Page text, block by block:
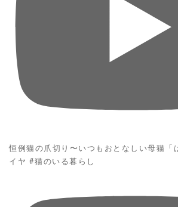
恒例猫の爪切り〜いつもおとなしい母猫「
イヤ #猫のいる暮らし